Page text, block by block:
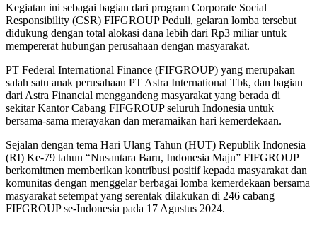
Kegiatan ini sebagai bagian dari program Corporate Social
Responsibility (CSR) FIFGROUP Peduli, gelaran lomba tersebut
didukung dengan total alokasi dana lebih dari Rp3 miliar untuk
mempererat hubungan perusahaan dengan masyarakat.
PT Federal International Finance (FIFGROUP) yang merupakan
salah satu anak perusahaan PT Astra International Tbk, dan bagian
dari Astra Financial menggandeng masyarakat yang berada di
sekitar Kantor Cabang FIFGROUP seluruh Indonesia untuk
bersama-sama merayakan dan meramaikan hari kemerdekaan.
Sejalan dengan tema Hari Ulang Tahun (HUT) Republik Indonesia
(RI) Ke-79 tahun “Nusantara Baru, Indonesia Maju” FIFGROUP
berkomitmen memberikan kontribusi positif kepada masyarakat dan
komunitas dengan menggelar berbagai lomba kemerdekaan bersama
masyarakat setempat yang serentak dilakukan di 246 cabang
FIFGROUP se-Indonesia pada 17 Agustus 2024.